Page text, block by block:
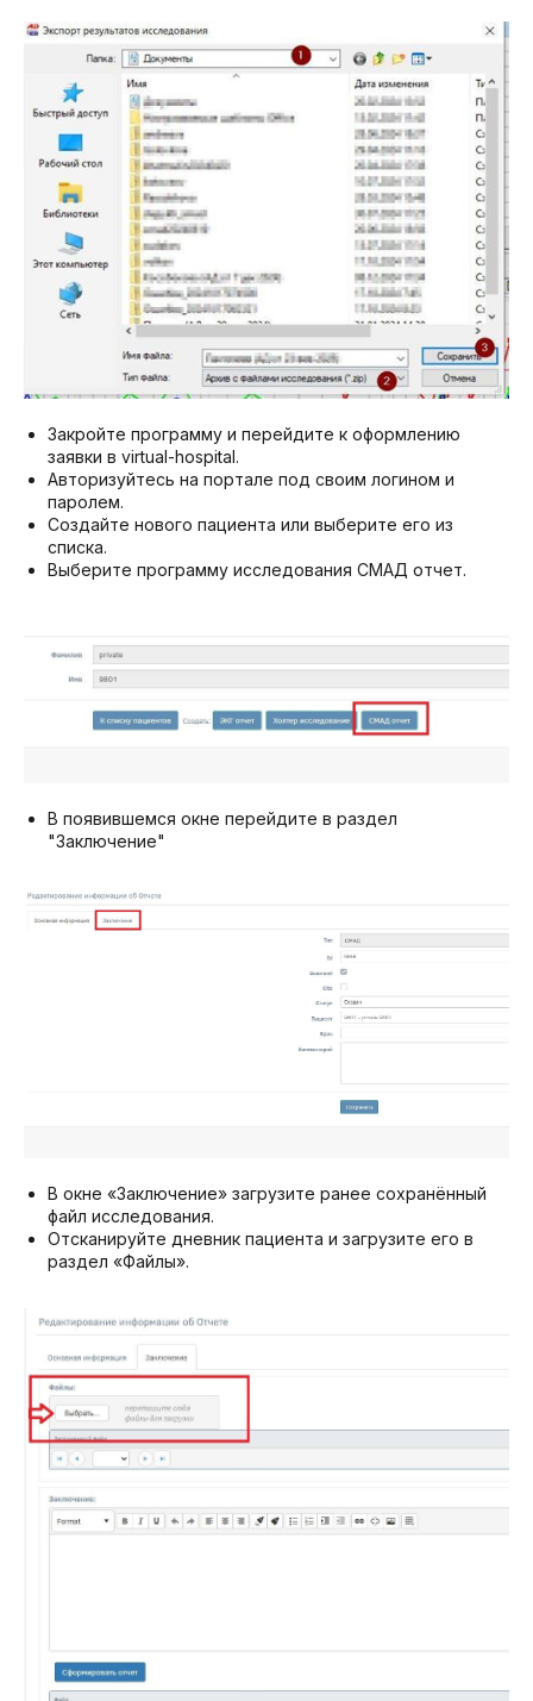
Закройте программу и перейдите к оформлению
заявки в virtual-hospital.
Авторизуйтесь на портале под своим логином и
паролем.
Создайте нового пациента или выберите его из
списка.
Выберите программу исследования СМАД отчет.
В появившемся окне перейдите в раздел
"Заключение"
В окне «Заключение» загрузите ранее сохранённый
файл исследования.
Отсканируйте дневник пациента и загрузите его в
раздел «Файлы».